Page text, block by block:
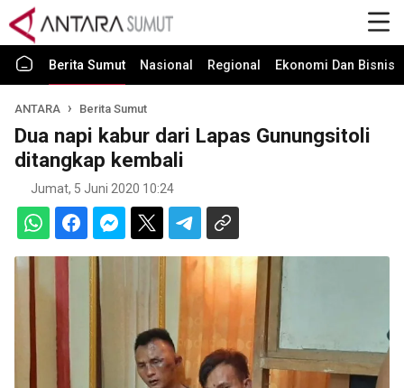
Berita Sumut Nasional Regional Ekonomi Dan Bisnis
ANTARA Berita Sumut
Dua napi kabur dari Lapas Gunungsitoli
ditangkap kembali
Jumat, 5 Juni 2020 10:24